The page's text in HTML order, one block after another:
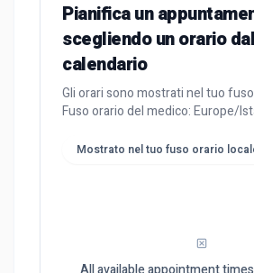
Pianifica un
scegliendo un orario dal
calendario
Gli orari sono mostrati nel tuo
Fuso orario del medico: Europe/
Mostrato nel tuo fuso orario